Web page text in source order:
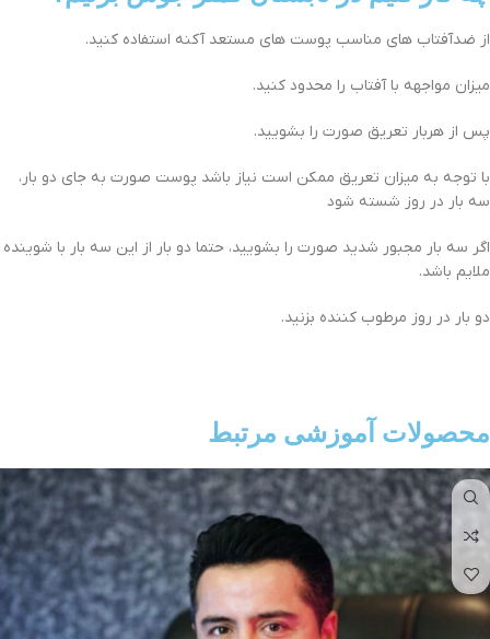
از ضدآفتاب های مناسب پوست های مستعد آکنه استفاده کنید.
میزان مواجهه با آفتاب را محدود کنید.
پس از هربار تعریق صورت را بشویید.
با توجه به میزان تعریق ممکن است نیاز باشد پوست صورت به جای دو بار،
سه بار در روز شسته شود
اگر سه بار مجبور شدید صورت را بشویید، حتما دو بار از این سه بار با شوینده
ملایم باشد.
دو بار در روز مرطوب کننده بزنید.
محصولات آموزشی مرتبط